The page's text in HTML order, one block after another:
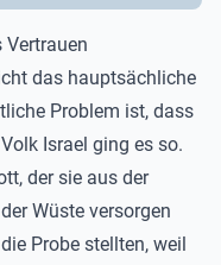
Vertrauen
das hauptsächliche
Problem ist, dass
Israel ging es so.
der sie aus der
Wüste versorgen
Probe stellten, weil